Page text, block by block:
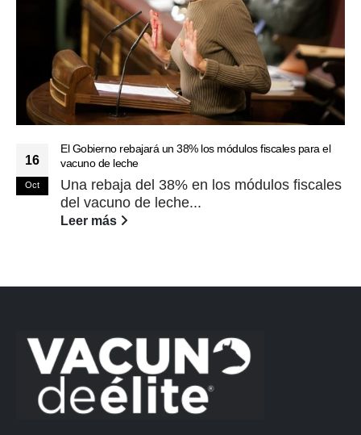
16
Oct
El Gobierno rebajará un 38% los módulos fiscales para el
vacuno de leche
Una rebaja del 38% en los módulos fiscales
del vacuno de leche...
Leer más